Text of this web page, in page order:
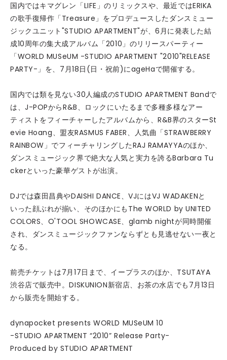
国内ではキマグレン「LIFE」のリミックスや、最近ではERIKA
の歌手復帰作「Treasure」をプロデュースしたダンスミュー
ジックユニット"STUDIO APARTMENT"が、6月に発表した結
成10周年の集大成アルバム「2010」のリリースパーティー
「WORLD MUSeUM -STUDIO APARTMENT "2010"RELEASE
PARTY-」を、7月18日(日・祝前)にageHaで開催する。
国内では類を見ない30人編成のSTUDIO APARTMENT Bandで
は、J-POPからR&B、ロックにいたるまで多種多様なアー
ティストをフィーチャーしたアルバムから、R&B界のスターSt
evie Hoang、盟友RASMUS FABER、人気曲「STRAWBERRY
RAINBOW」でフィーチャリングしたRAJ RAMAYYAのほか、
ダンスミュージック界で絶大な人気と実力を誇るBarbara Tu
ckerといった豪華ゲストが出演。
DJでは森田昌典やDAISHI DANCE、VJにはVJ WADAKENと
いった顔ぶれが揃い、そのほかにもThe WORLD by UNITED
COLORS、O'TOOL SHOWCASE、glamb nightが同時開催
され、ダンスミュージックファンならずとも見逃せない一夜と
なる。
前売チケットは7月17日まで、イープラスのほか、TSUTAYA
渋谷店で販売中。DISKUNION新宿店、お茶の水店でも7月13日
から販売を開始する。
dynapocket presents WORLD MUSeUM 10
-STUDIO APARTMENT “2010” Release Party-
Produced by STUDIO APARTMENT